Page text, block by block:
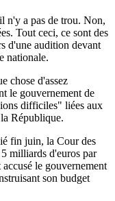
n'y a pas de trou. Non,
Tout ceci, ce sont des
d'une audition devant
nationale.
chose d'assez
le gouvernement de
difficiles" liées aux
République.
fin juin, la Cour des
milliards d'euros par
le gouvernement
son budget